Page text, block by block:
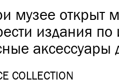
музее открыт
издания по
аксессуары
COLLECTION